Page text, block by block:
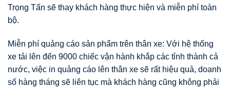
Trọng Tấn sẽ thay khách hàng thực hiện và miễn phí toàn
bộ.
Miễn phí quảng cáo sản phẩm trên thân xe: Với hệ thống
xe tải lên đến 9000 chiếc vận hành khắp các tỉnh thành cả
nước, việc in quảng cáo lên thân xe sẽ rất hiệu quả, doanh
số hàng tháng sẽ liên tục mà khách hàng cũng không phải